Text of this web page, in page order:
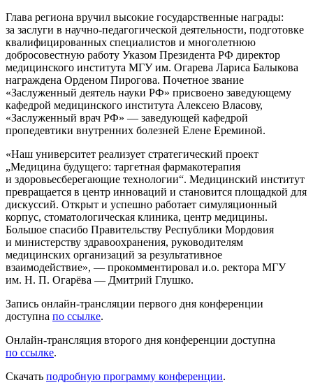
Глава региона вручил высокие государственные награды:
за заслуги в научно-педагогической деятельности, подготовке
квалифицированных специалистов и многолетнюю
добросовестную работу Указом Президента РФ директор
медицинского института МГУ им. Огарева Лариса Балыкова
награждена Орденом Пирогова. Почетное звание
«Заслуженный деятель науки РФ» присвоено заведующему
кафедрой медицинского института Алексею Власову,
«Заслуженный врач РФ» — заведующей кафедрой
пропедевтики внутренних болезней Елене Ереминой.
«Наш университет реализует стратегический проект
„Медицина будущего: таргетная фармакотерапия
и здоровьесберегающие технологии“. Медицинский институт
превращается в центр инноваций и становится площадкой для
дискуссий. Открыт и успешно работает симуляционный
корпус, стоматологическая клиника, центр медицины.
Большое спасибо Правительству Республики Мордовия
и министерству здравоохранения, руководителям
медицинских организаций за результативное
взаимодействие», — прокомментировал и.о. ректора МГУ
им. Н. П. Огарёва — Дмитрий Глушко.
Запись онлайн-трансляции первого дня конференции
доступна по ссылке.
Онлайн-трансляция второго дня конференции доступна
по ссылке.
Скачать подробную программу конференции.